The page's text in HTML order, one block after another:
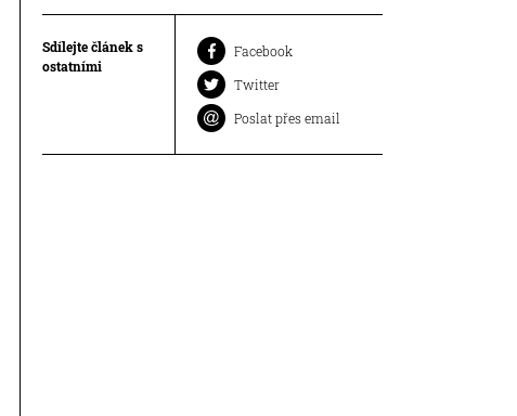
Sdílejte článek s
ostatními
Facebook
Twitter
Poslat přes email